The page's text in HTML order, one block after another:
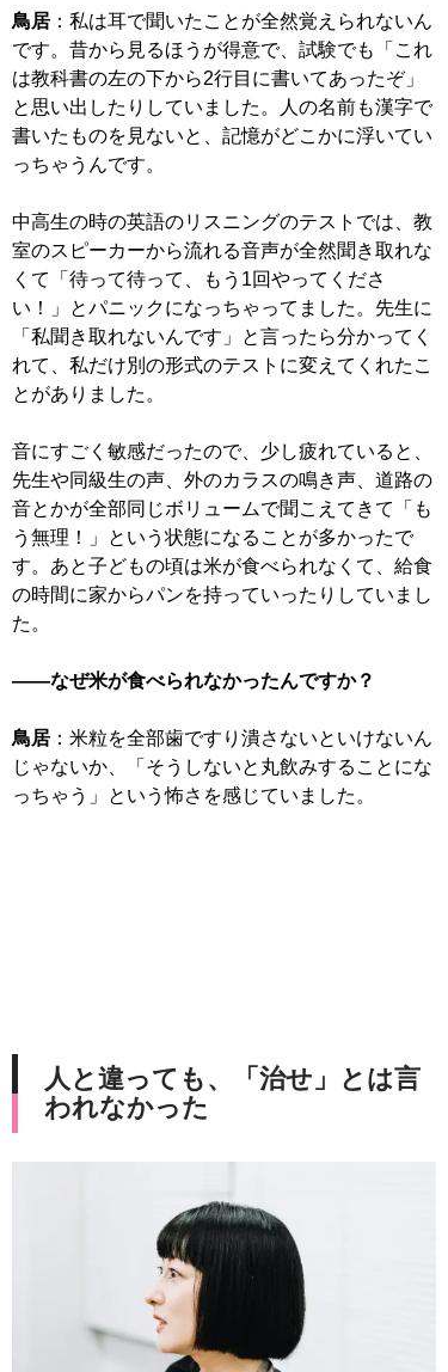
鳥居 ：私は耳で聞いたことが全然覚えられないん
です。昔から見るほうが得意で、試験でも「これ
は教科書の左の下から2行目に書いてあったぞ」
と思い出したりしていました。人の名前も漢字で
書いたものを見ないと、記憶がどこかに浮いてい
っちゃうんです。
中高生の時の英語のリスニングのテストでは、教
室のスピーカーから流れる音声が全然聞き取れな
くて「待って待って、もう1回やってくださ
い！」とパニックになっちゃってました。先生に
「私聞き取れないんです」と言ったら分かってく
れて、私だけ別の形式のテストに変えてくれたこ
とがありました。
音にすごく敏感だったので、少し疲れていると、
先生や同級生の声、外のカラスの鳴き声、道路の
音とかが全部同じボリュームで聞こえてきて「も
う無理！」という状態になることが多かったで
す。あと子どもの頃は米が食べられなくて、給食
の時間に家からパンを持っていったりしていまし
た。
――なぜ米が食べられなかったんですか？
鳥居 ：米粒を全部歯ですり潰さないといけないん
じゃないか、「そうしないと丸飲みすることにな
っちゃう」という怖さを感じていました。
人と違っても、「治せ」とは言
われなかった